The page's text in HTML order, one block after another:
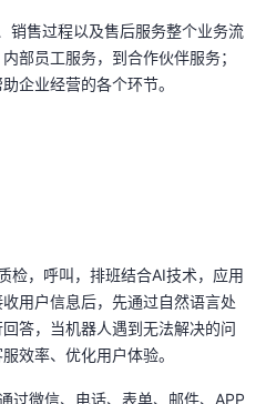
销售过程以及售后服务整个业务流
部员工服务，到合作伙伴服务；
企业经营的各个环节。
检，呼叫，排班结合AI技术，应用
用户信息后，先通过自然语言处
答，当机器人遇到无法解决的问
效率、优化用户体验。
过微信、电话、表单、邮件、APP